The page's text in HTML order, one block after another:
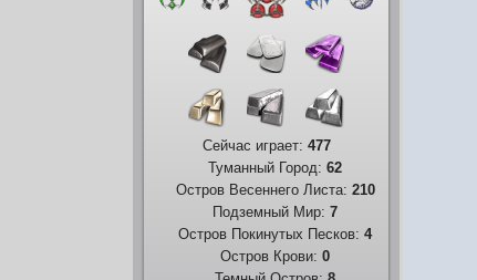
Сейчас играет: 477
Туманный Город:62
Остров Весеннего Листа: 210
Подземный Мир:7
Остров Покинутых Песков:4
Остров Крови:0